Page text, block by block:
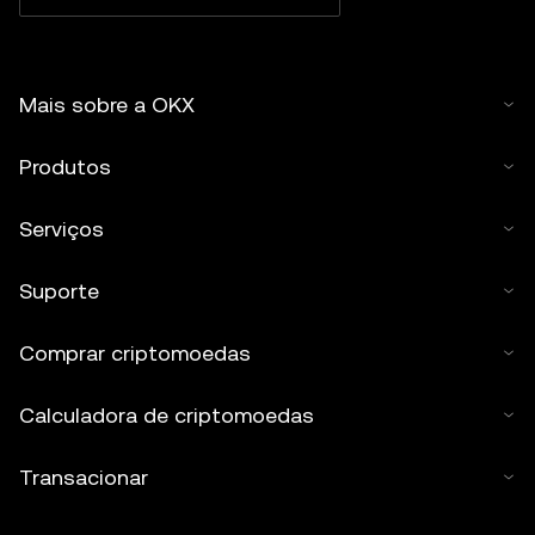
Mais sobre a OKX
Produtos
Serviços
Suporte
Comprar criptomoedas
Calculadora de criptomoedas
Transacionar